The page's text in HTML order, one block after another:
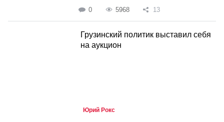
0 5968 13
Грузинский политик выставил себя
на аукцион
Юрий Рокс